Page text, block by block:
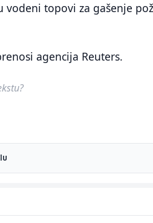
vodeni topovi za gašenje
agencija Reuters.